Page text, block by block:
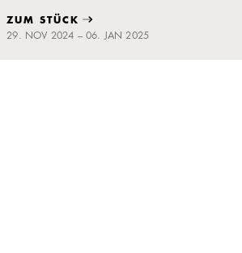
ZUM STÜCK
29. NOV 2024 – 06. JAN 2025